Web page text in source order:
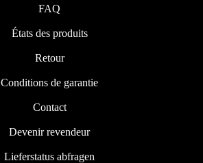
FAQ
États des produits
Retour
Conditions de garantie
Contact
Devenir revendeur
Lieferstatus abfragen